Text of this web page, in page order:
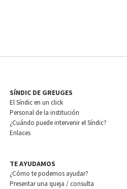
SÍNDIC DE GREUGES
El Síndic en un click
Personal de la institución
¿Cuándo puede intervenir el Síndic?
Enlaces
TE AYUDAMOS
¿Cómo te podemos ayudar?
Presentar una queja / consulta